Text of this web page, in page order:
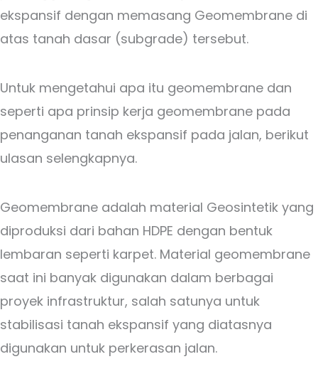
ekspansif dengan memasang Geomembrane di
atas tanah dasar (subgrade) tersebut.
Untuk mengetahui apa itu geomembrane dan
seperti apa prinsip kerja geomembrane pada
penanganan tanah ekspansif pada jalan, berikut
ulasan selengkapnya.
Geomembrane adalah material Geosintetik yang
diproduksi dari bahan HDPE dengan bentuk
lembaran seperti karpet. Material geomembrane
saat ini banyak digunakan dalam berbagai
proyek infrastruktur, salah satunya untuk
stabilisasi tanah ekspansif yang diatasnya
digunakan untuk perkerasan jalan.